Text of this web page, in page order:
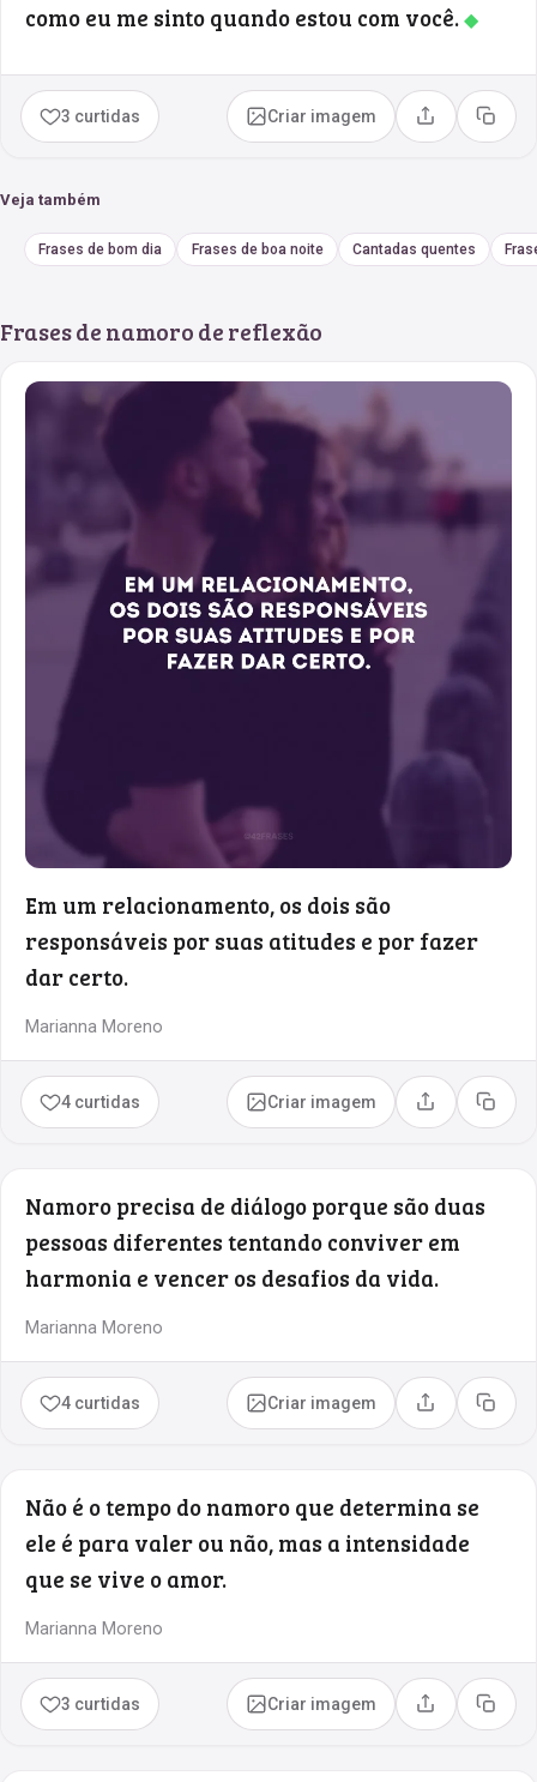
como eu me sinto quando estou com você.◆
3 curtidas Criar imagem Compartilhar
Copiar
Veja também
Frases de bom dia Frases de boa noite Cantadas quentes
Frases de namoro de reflexão
Em um relacionamento, os dois são
responsáveis por suas atitudes e por fazer
dar certo.
Marianna Moreno
4 curtidas Criar imagem Compartilhar
Copiar
Namoro precisa de diálogo porque são duas
pessoas diferentes tentando conviver em
harmonia e vencer os desafios da vida.
Marianna Moreno
4 curtidas Criar imagem Compartilhar
Copiar
Não é o tempo do namoro que determina se
ele é para valer ou não, mas a intensidade
que se vive o amor.
Marianna Moreno
3 curtidas Criar imagem Compartilhar
Copiar